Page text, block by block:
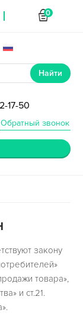
Найти
17-50
Обратный звонок
закону
товара»,
и ст.21.
0